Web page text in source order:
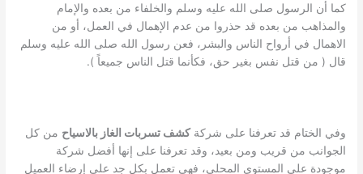
كما أن الرسول صلى الله عليه وسلم والخلفاء من بعده والإمام
والمذاهب من بعده قد حذروا من عدم الإهمال في العمل، أو من
الاهمال في أرواح الناس والبشر، فعن رسول الله صلى الله عليه وسلم
قال ( من قتل نفس بغير حق، فكأنما قتل الناس جميعاً ).
وفي الختام قد تعرفنا على شركةكشف تسربات الغاز بالاسياح من كل
الجوانب من قريب ومن بعيد، وقد تعرفنا على إنها أفضل شركة
موجودة على المستوى المحلي، فهي تعمل بكل جد على إرضاء العميل